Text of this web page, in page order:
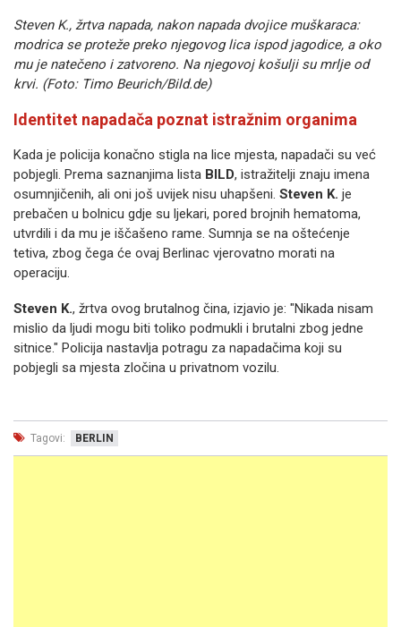
Steven K., žrtva napada, nakon napada dvojice muškaraca:
modrica se proteže preko njegovog lica ispod jagodice, a oko
mu je natečeno i zatvoreno. Na njegovoj košulji su mrlje od
krvi. (Foto: Timo Beurich/Bild.de)
Identitet napadača poznat istražnim organima
Kada je policija konačno stigla na lice mjesta, napadači su već
pobjegli. Prema saznanjima lista BILD, istražitelji znaju imena
osumnjičenih, ali oni još uvijek nisu uhapšeni. Steven K. je
prebačen u bolnicu gdje su ljekari, pored brojnih hematoma,
utvrdili i da mu je iščašeno rame. Sumnja se na oštećenje
tetiva, zbog čega će ovaj Berlinac vjerovatno morati na
operaciju.
Steven K., žrtva ovog brutalnog čina, izjavio je: "Nikada nisam
mislio da ljudi mogu biti toliko podmukli i brutalni zbog jedne
sitnice." Policija nastavlja potragu za napadačima koji su
pobjegli sa mjesta zločina u privatnom vozilu.
Tagovi: BERLIN